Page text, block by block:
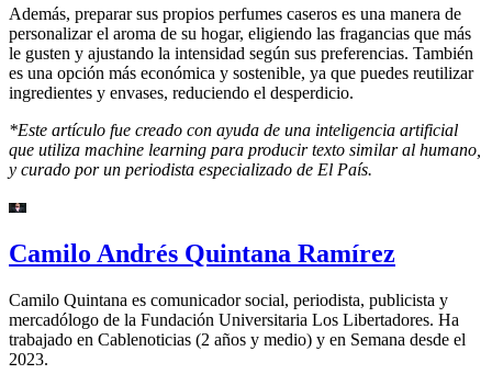
Además, preparar sus propios perfumes caseros es una manera de
personalizar el aroma de su hogar, eligiendo las fragancias que más
le gusten y ajustando la intensidad según sus preferencias. También
es una opción más económica y sostenible, ya que puedes reutilizar
ingredientes y envases, reduciendo el desperdicio.
*Este artículo fue creado con ayuda de una inteligencia artificial
que utiliza machine learning para producir texto similar al humano,
y curado por un periodista especializado de El País.
Camilo Andrés Quintana Ramírez
Camilo Quintana es comunicador social, periodista, publicista y
mercadólogo de la Fundación Universitaria Los Libertadores. Ha
trabajado en Cablenoticias (2 años y medio) y en Semana desde el
2023.